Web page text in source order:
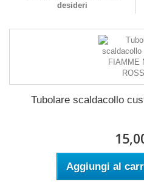
desideri
Tubolare scaldacollo
Aggiungi al